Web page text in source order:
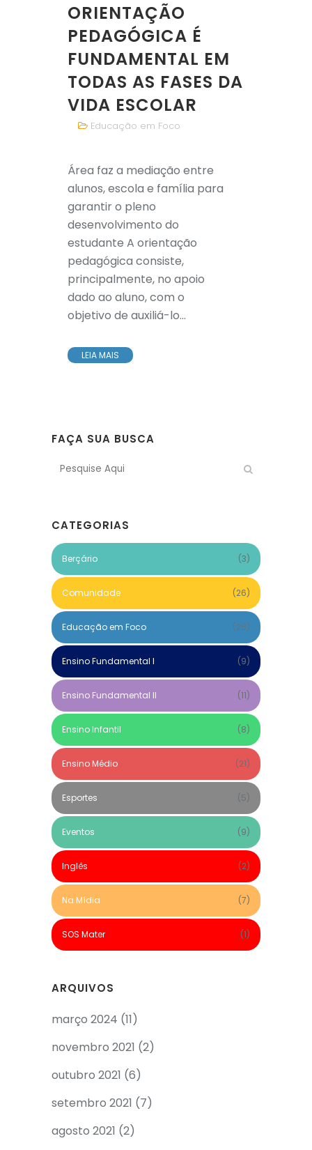
ORIENTAÇÃO
PEDAGÓGICA É
FUNDAMENTAL EM
TODAS AS FASES DA
VIDA ESCOLAR
Educação em Foco
Área faz a mediação entre
alunos, escola e família para
garantir o pleno
desenvolvimento do
estudante A orientação
pedagógica consiste,
principalmente, no apoio
dado ao aluno, com o
objetivo de auxiliá-lo...
LEIA MAIS
FAÇA SUA BUSCA
CATEGORIAS
Berçário (3)
Comunidade (26)
Educação em Foco (26)
Ensino Fundamental I (9)
Ensino Fundamental II (11)
Ensino Infantil (8)
Ensino Médio (21)
Esportes (5)
Eventos (9)
Inglês (2)
Na Mídia (7)
SOS Mater (1)
ARQUIVOS
março 2024 (11)
novembro 2021 (2)
outubro 2021 (6)
setembro 2021 (7)
agosto 2021 (2)